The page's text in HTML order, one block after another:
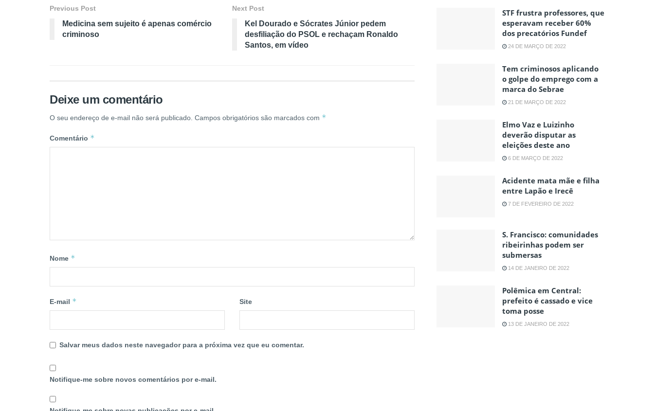
Previous Post
Medicina sem sujeito é apenas comércio
criminoso
Next Post
Kel Dourado e Sócrates Júnior pedem
desfiliação do PSOL e rechaçam Ronaldo
Santos, em vídeo
Deixe um comentário
O seu endereço de e-mail não será publicado. Campos obrigatórios são marcados com *
Comentário *
Nome *
E-mail * Site
Salvar meus dados neste navegador para a próxima vez que eu comentar.
Notifique-me sobre novos comentários por e-mail.
STF frustra professores, que
esperavam receber 60%
dos precatórios Fundef
24 DE MARÇO DE 2022
Tem criminosos aplicando
o golpe do emprego com a
marca do Sebrae
21 DE MARÇO DE 2022
Elmo Vaz e Luizinho
deverão disputar as
eleições deste ano
6 DE MARÇO DE 2022
Acidente mata mãe e filha
entre Lapão e Irecê
7 DE FEVEREIRO DE 2022
S. Francisco: comunidades
ribeirinhas podem ser
submersas
14 DE JANEIRO DE 2022
Polêmica em Central:
prefeito é cassado e vice
toma posse
13 DE JANEIRO DE 2022